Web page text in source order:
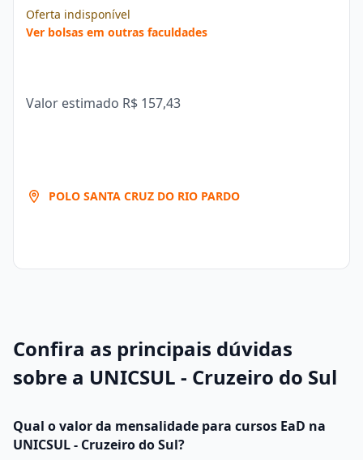
Oferta indisponível
Ver bolsas em outras faculdades
Valor estimado R$ 157,43
POLO SANTA CRUZ DO RIO PARDO
Confira as principais dúvidas
sobre a UNICSUL - Cruzeiro do Sul
Qual o valor da mensalidade para cursos EaD na
UNICSUL - Cruzeiro do Sul?